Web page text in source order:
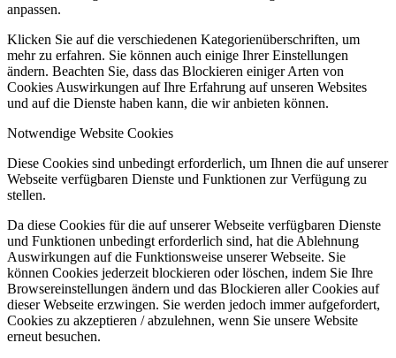
anpassen.
Klicken Sie auf die verschiedenen Kategorienüberschriften, um
mehr zu erfahren. Sie können auch einige Ihrer Einstellungen
ändern. Beachten Sie, dass das Blockieren einiger Arten von
Cookies Auswirkungen auf Ihre Erfahrung auf unseren Websites
und auf die Dienste haben kann, die wir anbieten können.
Notwendige Website Cookies
Diese Cookies sind unbedingt erforderlich, um Ihnen die auf unserer
Webseite verfügbaren Dienste und Funktionen zur Verfügung zu
stellen.
Da diese Cookies für die auf unserer Webseite verfügbaren Dienste
und Funktionen unbedingt erforderlich sind, hat die Ablehnung
Auswirkungen auf die Funktionsweise unserer Webseite. Sie
können Cookies jederzeit blockieren oder löschen, indem Sie Ihre
Browsereinstellungen ändern und das Blockieren aller Cookies auf
dieser Webseite erzwingen. Sie werden jedoch immer aufgefordert,
Cookies zu akzeptieren / abzulehnen, wenn Sie unsere Website
erneut besuchen.